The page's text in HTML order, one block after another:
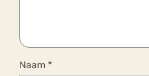
Naam *